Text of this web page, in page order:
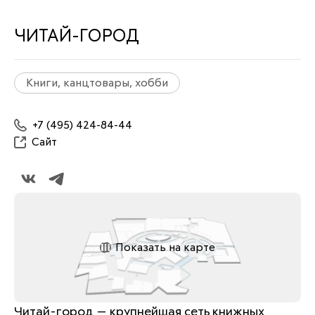
ЧИТАЙ-ГОРОД
Книги, канцтовары, хобби
+7 (495) 424-84-44
Сайт
Показать на карте
Читай-город — крупнейшая сеть книжных